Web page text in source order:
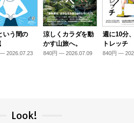
いう間の
2026.07.23
涼しくカラダを動
かす山旅へ。
840円 — 2026.07.09
週に10分
トレッチ
840円 —
Look!